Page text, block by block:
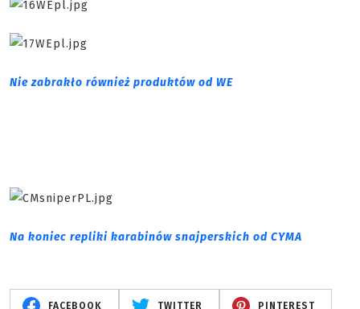
Nie zabrakło również produktów od WE
Na koniec repliki karabinów snajperskich od CYMA
FACEBOOK TWITTER PINTEREST